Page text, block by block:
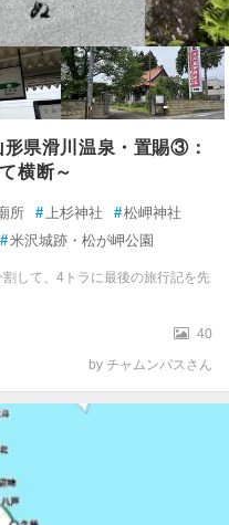
観光ランキングを見る
県滑川温泉・置賜③：
横断～
所 # 上杉神社 #松岬神社
#米沢城跡・松が岬公園
して、4トラに最後の旅行記を先
40
by チャムンパスさん